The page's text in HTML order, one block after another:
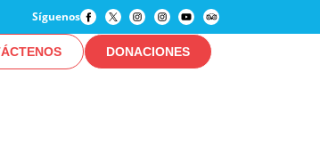
Síguenos
DONACIONES